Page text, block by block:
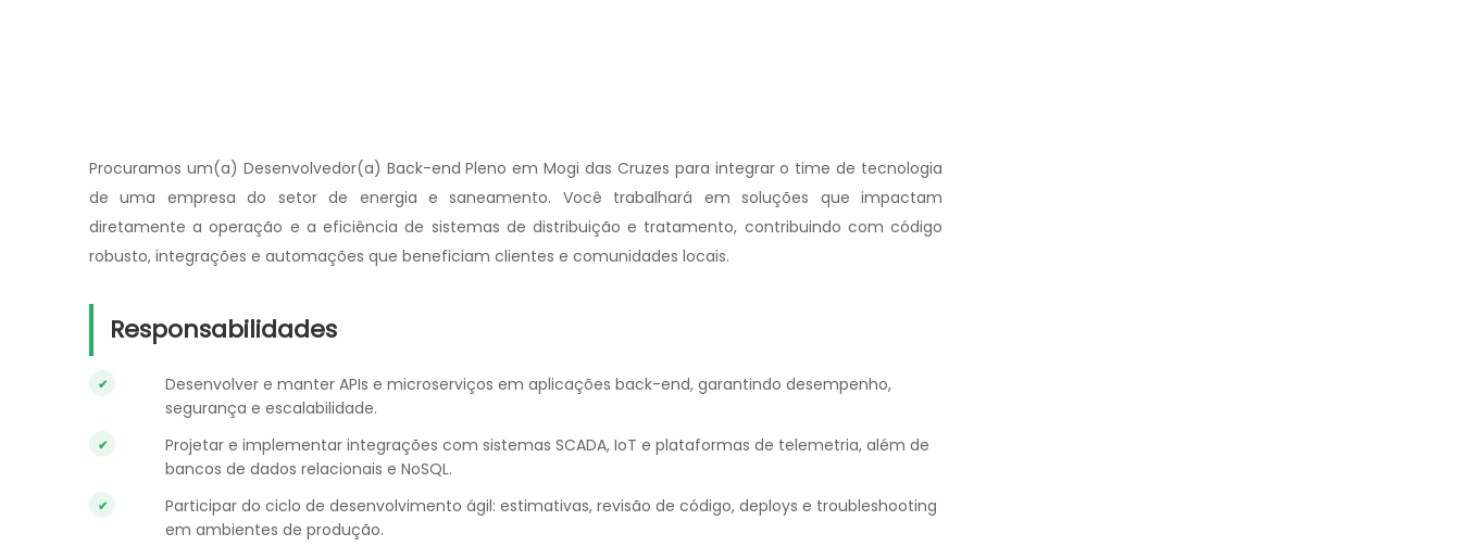
Procuramos um(a) Desenvolvedor(a) Back-end Pleno em Mogi das Cruzes para integrar o time de tecnologia
de uma empresa do setor de energia e saneamento. Você trabalhará em soluções que impactam
diretamente a operação e a eficiência de sistemas de distribuição e tratamento, contribuindo com código
robusto, integrações e automações que beneficiam clientes e comunidades locais.
Responsabilidades
Desenvolver e manter APIs e microserviços em aplicações back-end, garantindo desempenho,
segurança e escalabilidade.
Projetar e implementar integrações com sistemas SCADA, IoT e plataformas de telemetria, além de
bancos de dados relacionais e NoSQL.
Participar do ciclo de desenvolvimento ágil: estimativas, revisão de código, deploys e troubleshooting
em ambientes de produção.